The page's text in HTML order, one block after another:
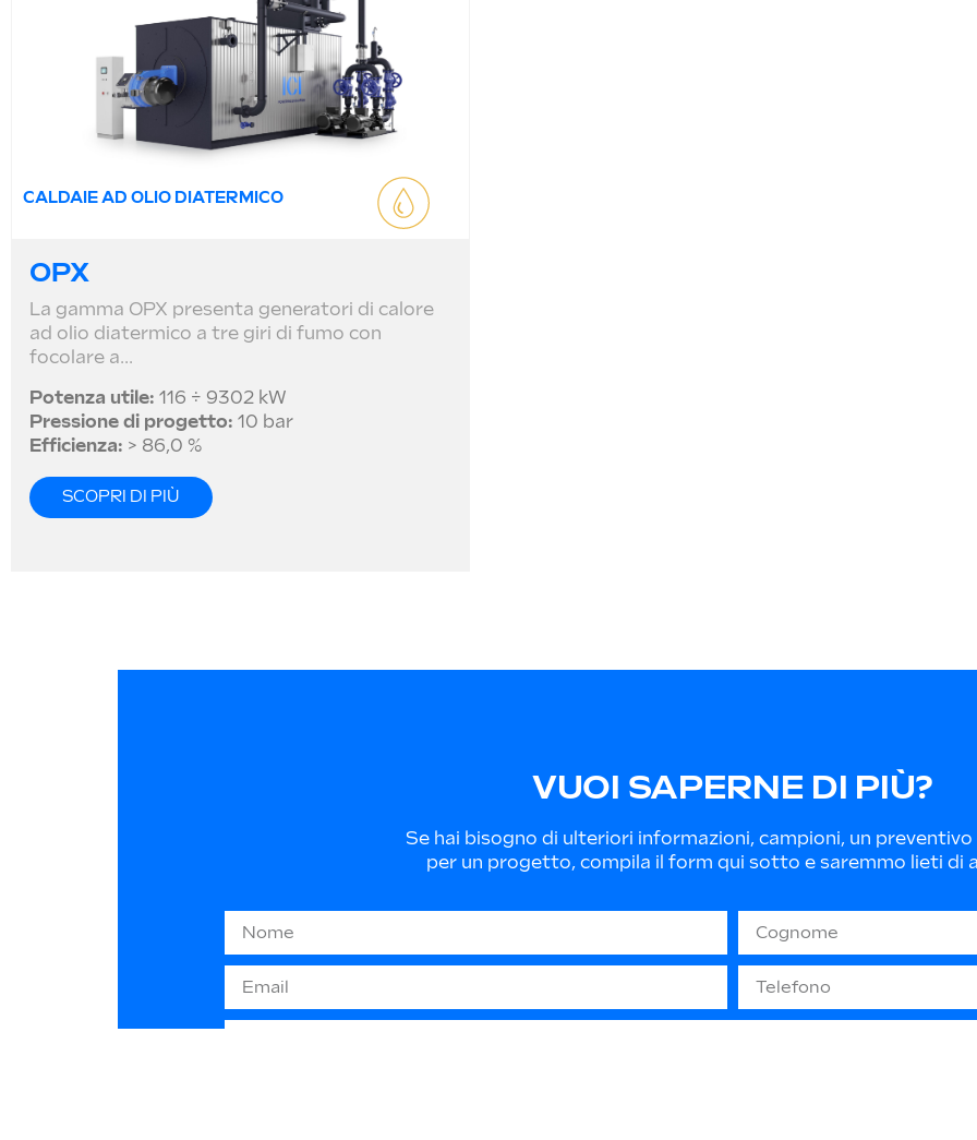
CALDAIE AD OLIO DIATERMICO
OPX
La gamma OPX presenta generatori di calore
ad olio diatermico a tre giri di fumo con
focolare a...
Potenza utile: 116 ÷ 9302 kW
Pressione di progetto: 10 bar
Efficienza: > 86,0 %
SCOPRI DI PIÙ
VUOI SAPERNE DI PIÙ?
Se hai bisogno di ulteriori informazioni, campioni, un preventivo
per un progetto, compila il form qui sotto e saremmo lieti di